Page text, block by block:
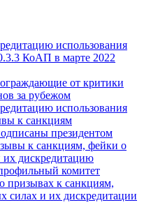
использования
КоАП в марте 2022
от критики
за рубежом
использования
к санкциям
президентом
к санкциям, фейки о
их дискредитацию
комитет
призывах к санкциям,
силах и их дискредитации